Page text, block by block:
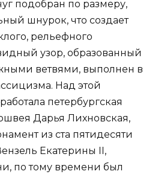
подобран по размеру,
шнурок, что создает
рельефного
узор, образованный
ветвями, выполнен в
Над этой
петербургская
Дарья Лихновская,
из ста пятидесяти
Екатерины II,
по тому времени был